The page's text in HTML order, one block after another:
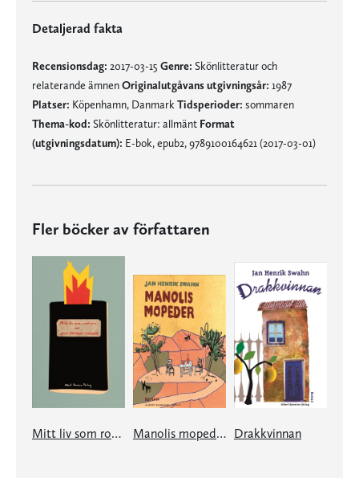
Detaljerad fakta
Recensionsdag: 2017-03-15 Genre: Skönlitteratur och
relaterande ämnenOriginalutgåvans utgivningsår: 1987
Platser: Köpenhamn, Danmark Tidsperioder: sommaren
Thema-kod: Skönlitteratur: allmänt Format
(utgivningsdatum): E-bok, epub2, 9789100164621 (2017-03-01)
Fler böcker av författaren
Mitt liv som roman Manolis mopeder Drakkvinnan